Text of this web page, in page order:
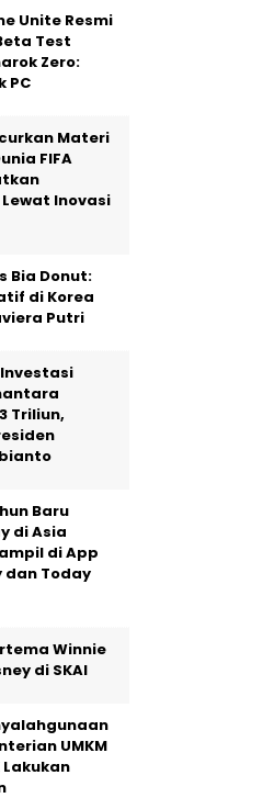
Unite Resmi
Test
Zero:
PC
Materi
FIFA
Inovasi
Bia Donut:
di Korea
Putri
Triliun,
Baru
di Asia
di App
dan Today
Winnie
di SKAI
UMKM
Lakukan